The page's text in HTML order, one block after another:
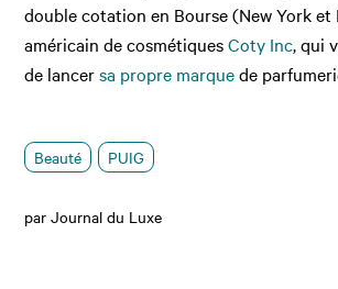
double cotation en Bourse (New York
américain de cosmétiquesCoty Inc, qui
de lancersa propre marquede
Beauté PUIG
par Journal du Luxe